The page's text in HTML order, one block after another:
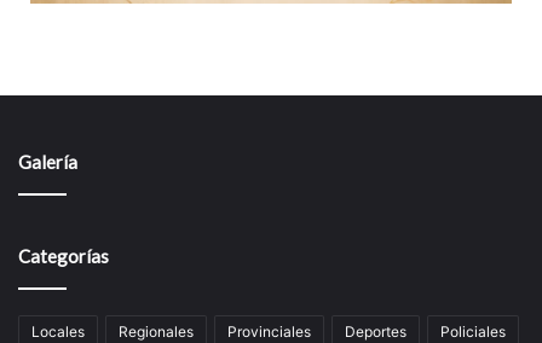
Galería
Categorías
Locales Regionales Provinciales Deportes Policiales